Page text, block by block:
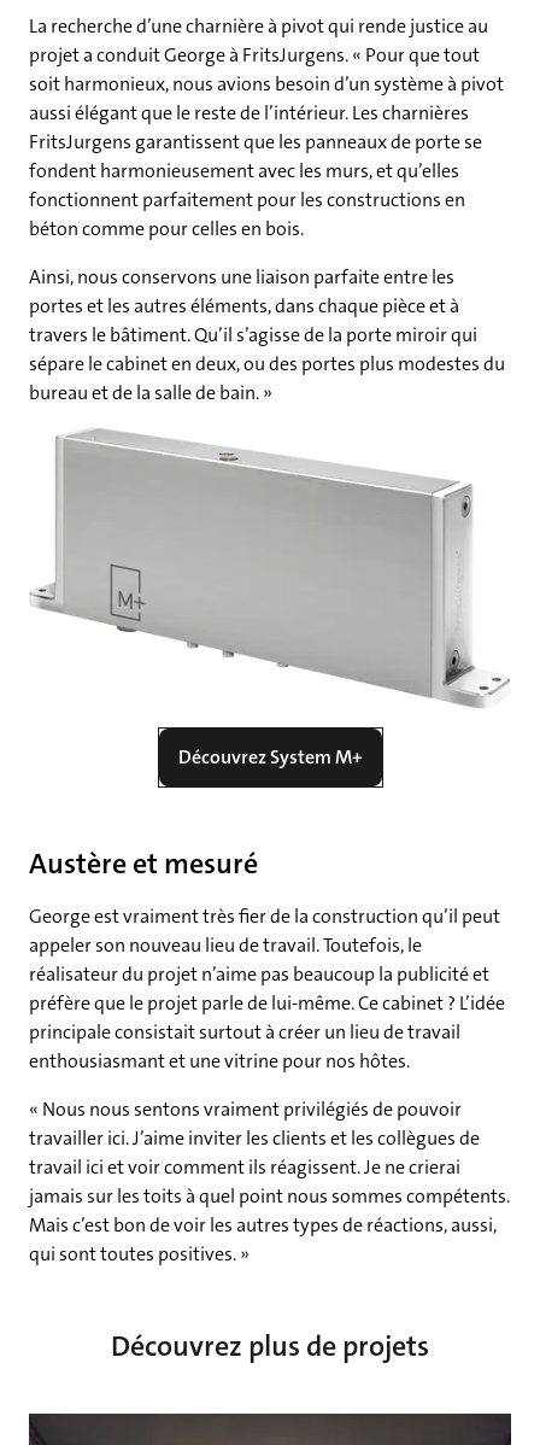
La recherche d’une charnière à pivot qui rende justice au
projet a conduit George à FritsJurgens. « Pour que tout
soit harmonieux, nous avions besoin d’un système à pivot
aussi élégant que le reste de l’intérieur. Les charnières
FritsJurgens garantissent que les panneaux de porte se
fondent harmonieusement avec les murs, et qu’elles
fonctionnent parfaitement pour les constructions en
béton comme pour celles en bois.
Ainsi, nous conservons une liaison parfaite entre les
portes et les autres éléments, dans chaque pièce et à
travers le bâtiment. Qu’il s’agisse de la porte miroir qui
sépare le cabinet en deux, ou des portes plus modestes du
bureau et de la salle de bain. »
Découvrez System M+
Austère et mesuré
George est vraiment très fier de la construction qu’il peut
appeler son nouveau lieu de travail. Toutefois, le
réalisateur du projet n’aime pas beaucoup la publicité et
préfère que le projet parle de lui-même. Ce cabinet ? L’idée
principale consistait surtout à créer un lieu de travail
enthousiasmant et une vitrine pour nos hôtes.
« Nous nous sentons vraiment privilégiés de pouvoir
travailler ici. J’aime inviter les clients et les collègues de
travail ici et voir comment ils réagissent. Je ne crierai
jamais sur les toits à quel point nous sommes compétents.
Mais c’est bon de voir les autres types de réactions, aussi,
qui sont toutes positives. »
Découvrez plus de projets